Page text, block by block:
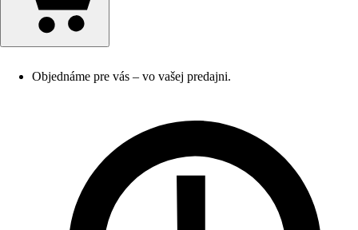
Objednáme pre vás – vo vašej predajni.